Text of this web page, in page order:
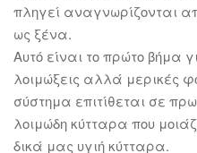
πληγεί αναγνωρίζονται
ως ξένα.
Αυτό είναι το πρώτο βήμα
λοιμώξεις αλλά μερικές
σύστημα επιτίθεται σε
λοιμώδη κύτταρα που
δικά μας υγιή κύτταρα.